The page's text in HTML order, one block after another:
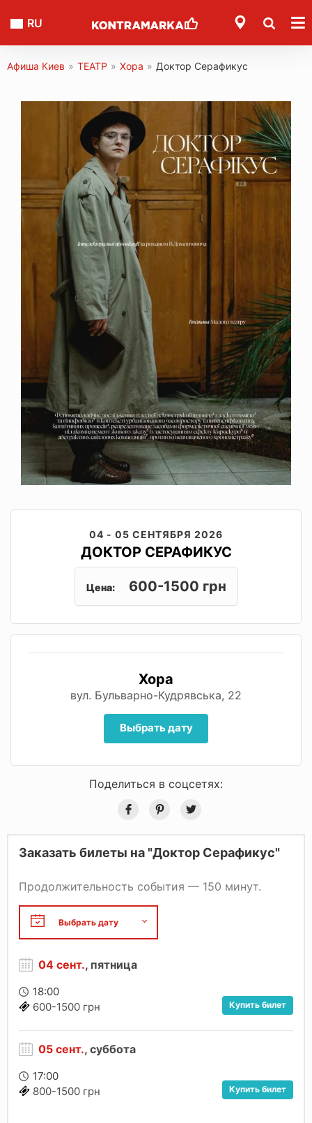
RU
Афиша Киев » ТЕАТР » Хора » Доктор Серафикус
04 - 05 СЕНТЯБРЯ 2026
ДОКТОР СЕРАФИКУС
Цена: 600-1500 грн
Хора
вул. Бульварно-Кудрявська, 22
Выбрать дату
Поделиться в соцсетях:
Заказать билеты на "Доктор Серафикус"
Продолжительность события — 150 минут.
04 сент., пятница
18:00
600-1500 грн
Купить билет
05 сент., суббота
17:00
800-1500 грн
Купить билет